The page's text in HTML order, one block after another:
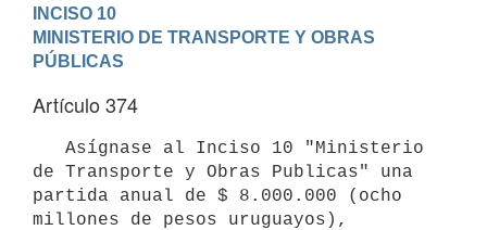
INCISO 10
MINISTERIO DE TRANSPORTE Y OBRAS
PÚBLICAS
Artículo 374
de Transporte y Obras Publicas" una
partida anual de $ 8.000.000 (ocho
millones de pesos uruguayos),